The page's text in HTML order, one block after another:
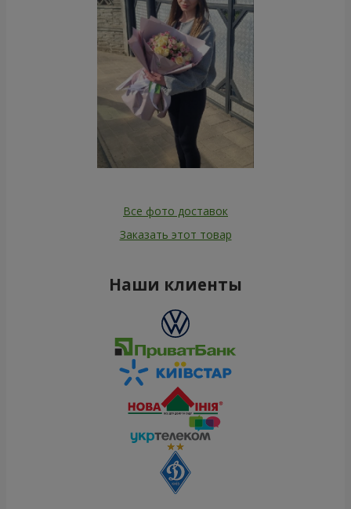
Все фото доставок
Заказать этот товар
Наши клиенты